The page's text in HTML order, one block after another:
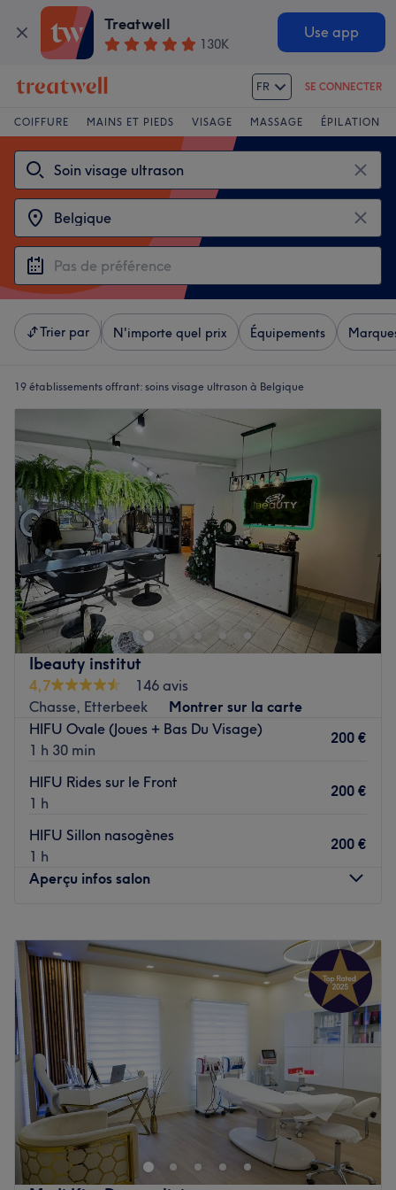
Treatwell
130K
Use app
FR SE CONNECTER
COIFFURE MAINS ET PIEDS VISAGE MASSAGE ÉPILATION
Trier par N'importe quel prix Équipements
19 établissements offrant: soins visage ultrason à Belgique
Ibeauty institut
4,7
146 avis
Chasse, Etterbeek
Montrer sur la carte
HIFU Ovale (Joues + Bas Du Visage)
1 h 30 min
200 €
HIFU Rides sur le Front
1 h
200 €
HIFU Sillon nasogènes
1 h
200 €
Aperçu infos salon
Mardi
10:00–
19:00
Mercredi
10:00–19:00
Jeudi
10:00 –19:00
Vendredi
19:00
Samedi
19:00
Dimanche
Bienvenue chez iBeauty Institut, votre destination de choix
pour un soin de beauté complet et personnalisé. Notre
salon propose une vaste gamme de services pour
répondre à tous vos besoins de bien-être et d'esthétique.
Que vous recherchiez une épilation au laser, une